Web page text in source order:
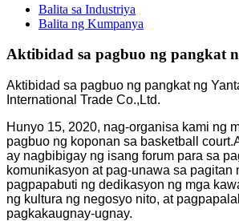
Balita sa Industriya
Balita ng Kumpanya
Aktibidad sa pagbuo ng pangkat
Aktibidad sa pagbuo ng pangkat ng
International Trade Co.,Ltd.
Hunyo 15, 2020, nag-organisa kami ng
pagbuo ng koponan sa basketball
ay nagbibigay ng isang forum para sa
komunikasyon at pag-unawa sa pagitan
pagpapabuti ng dedikasyon ng mga
ng kultura ng negosyo nito, at
pagkakaugnay-ugnay.